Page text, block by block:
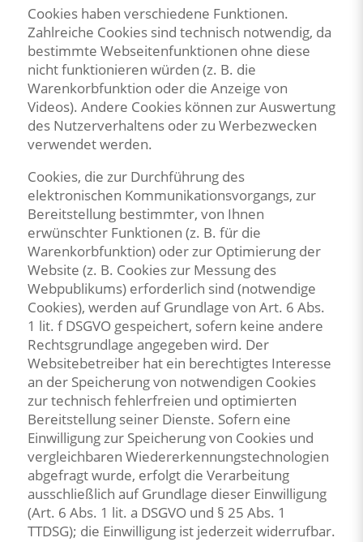
Cookies haben verschiedene Funktionen.
Zahlreiche Cookies sind technisch notwendig, da
bestimmte Webseitenfunktionen ohne diese
nicht funktionieren würden (z. B. die
Warenkorbfunktion oder die Anzeige von
Videos). Andere Cookies können zur Auswertung
des Nutzerverhaltens oder zu Werbezwecken
verwendet werden.
Cookies, die zur Durchführung des
elektronischen Kommunikationsvorgangs, zur
Bereitstellung bestimmter, von Ihnen
erwünschter Funktionen (z. B. für die
Warenkorbfunktion) oder zur Optimierung der
Website (z. B. Cookies zur Messung des
Webpublikums) erforderlich sind (notwendige
Cookies), werden auf Grundlage von Art. 6 Abs.
1 lit. f DSGVO gespeichert, sofern keine andere
Rechtsgrundlage angegeben wird. Der
Websitebetreiber hat ein berechtigtes Interesse
an der Speicherung von notwendigen Cookies
zur technisch fehlerfreien und optimierten
Bereitstellung seiner Dienste. Sofern eine
Einwilligung zur Speicherung von Cookies und
vergleichbaren Wiedererkennungstechnologien
abgefragt wurde, erfolgt die Verarbeitung
ausschließlich auf Grundlage dieser Einwilligung
(Art. 6 Abs. 1 lit. a DSGVO und § 25 Abs. 1
TTDSG); die Einwilligung ist jederzeit widerrufbar.